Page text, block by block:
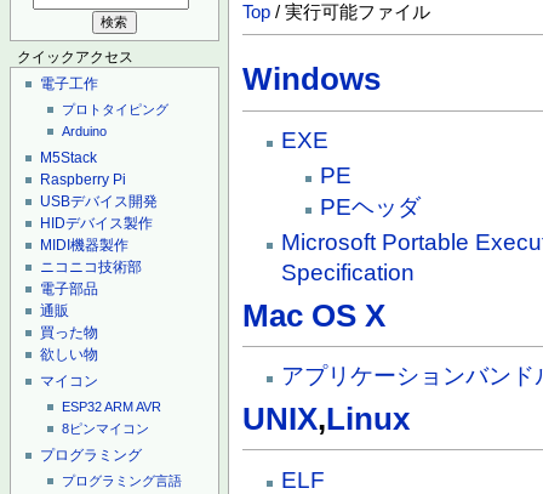
クイックアクセス
電子工作
プロトタイピング
Arduino
M5Stack
Raspberry Pi
USBデバイス開発
HIDデバイス製作
MIDI機器製作
ニコニコ技術部
電子部品
通販
買った物
欲しい物
マイコン
ESP32ARMAVR
8ピンマイコン
プログラミング
プログラミング言語
Top / 実行可能ファイル
Windows
EXE
PE
PEヘッダ
Microsoft Portable
Specification
Mac OS X
アプリケーションバンド
UNIX,Linux
ELF